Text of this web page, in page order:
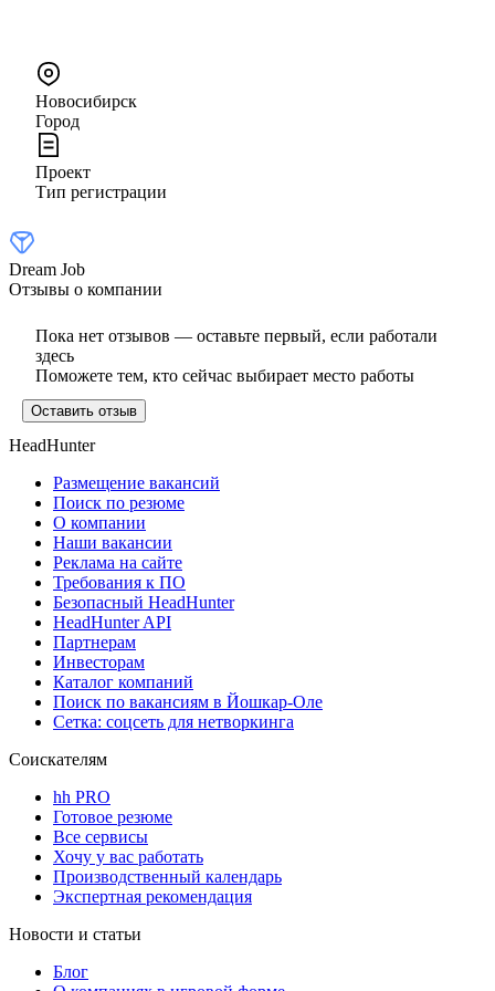
Новосибирск
Город
Проект
Тип регистрации
Dream Job
Отзывы о компании
Пока нет отзывов — оставьте первый, если работали
здесь
Поможете тем, кто сейчас выбирает место работы
Оставить отзыв
HeadHunter
Размещение вакансий
Поиск по резюме
О компании
Наши вакансии
Реклама на сайте
Требования к ПО
Безопасный HeadHunter
HeadHunter API
Партнерам
Инвесторам
Каталог компаний
Поиск по вакансиям в Йошкар-Оле
Сетка: соцсеть для нетворкинга
Соискателям
hh PRO
Готовое резюме
Все сервисы
Хочу у вас работать
Производственный календарь
Экспертная рекомендация
Новости и статьи
Блог